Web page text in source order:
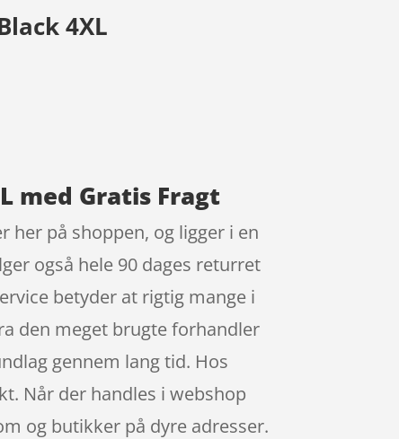
4XL
med Gratis Fragt
her på shoppen, og ligger i en
også hele 90 dages returret
betyder at rigtig mange i
den meget brugte forhandler
gennem lang tid. Hos
Når der handles i webshop
og butikker på dyre adresser.